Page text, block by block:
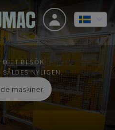
DITT BESÖK
NYLIGEN.
maskiner